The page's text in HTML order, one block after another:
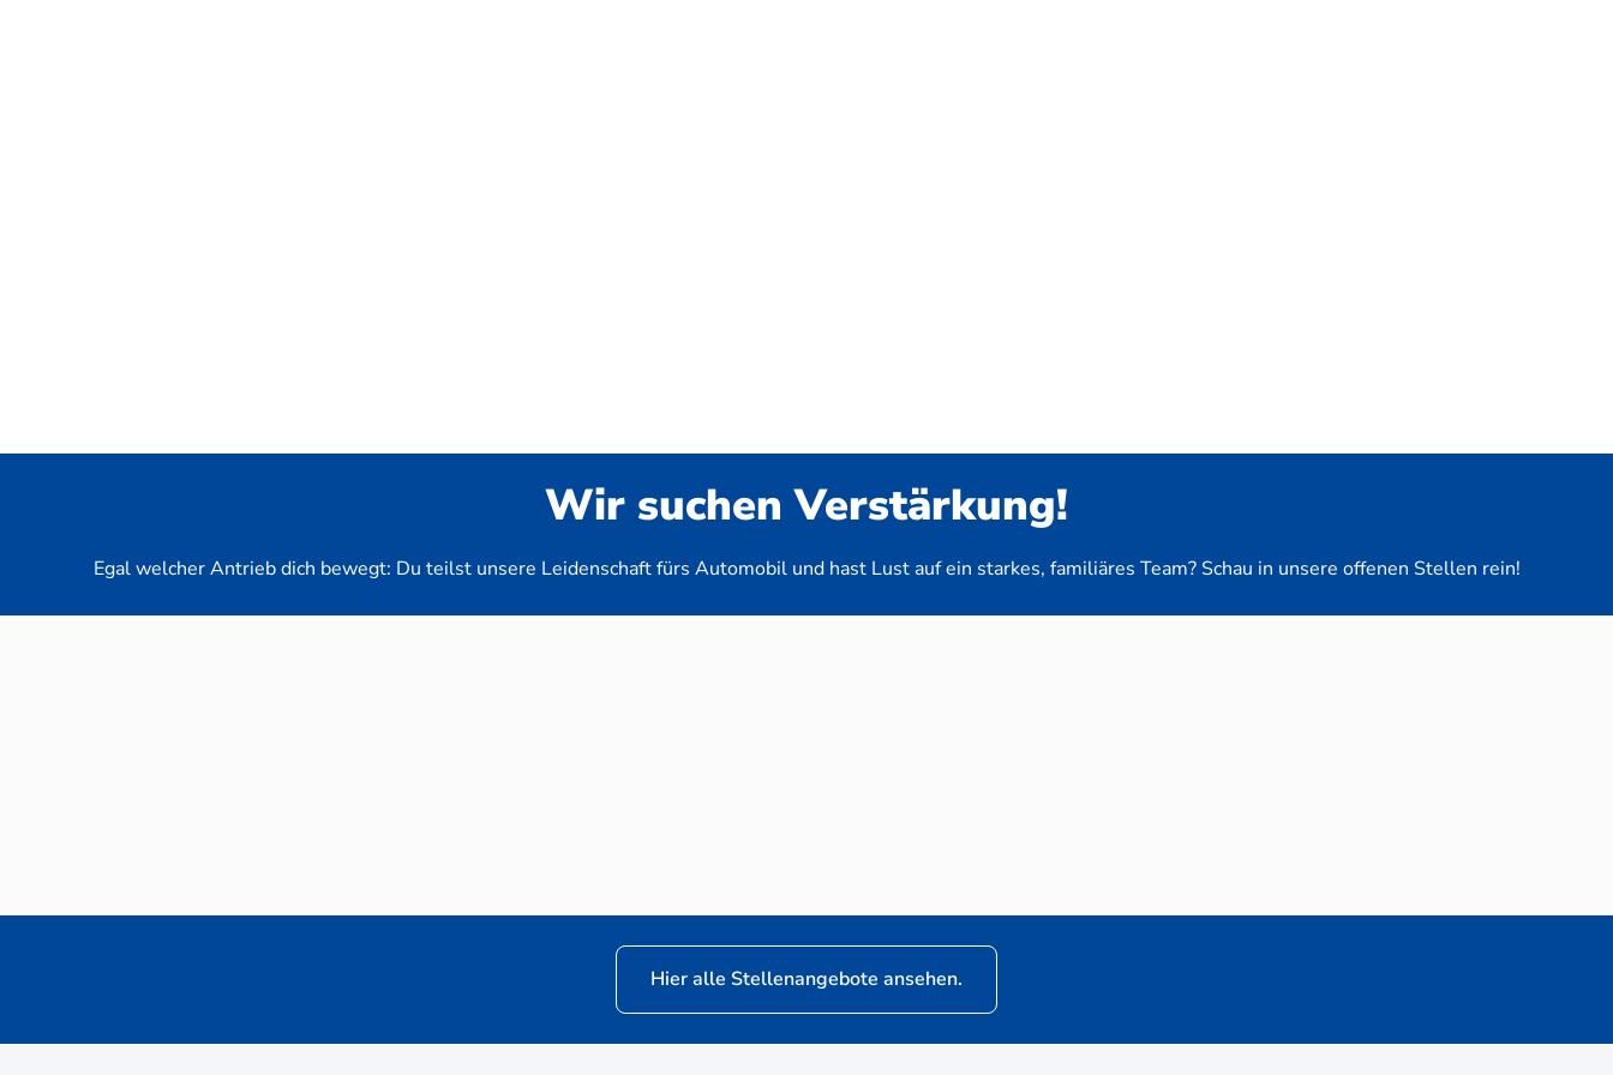
Wir suchen Verstärkung!
Egal welcher Antrieb dich bewegt: Du teilst unsere Leidenschaft fürs Automobil und hast Lust auf ein starkes, familiäres Team? Schau in unsere offenen Stellen rein!
Neuwagen-Verkaufsberater (m/w/d) für VW Nutzfahrzeuge
Hier alle Stellenangebote ansehen.